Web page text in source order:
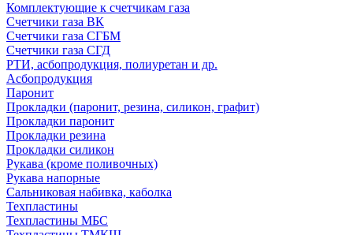
Комплектующие к счетчикам газа
Счетчики газа ВК
Счетчики газа СГБМ
Счетчики газа СГД
РТИ, асбопродукция, полиуретан и др.
Асбопродукция
Паронит
Прокладки (паронит, резина, силикон, графит)
Прокладки паронит
Прокладки резина
Прокладки силикон
Рукава (кроме поливочных)
Рукава напорные
Сальниковая набивка, каболка
Техпластины
Техпластины МБС